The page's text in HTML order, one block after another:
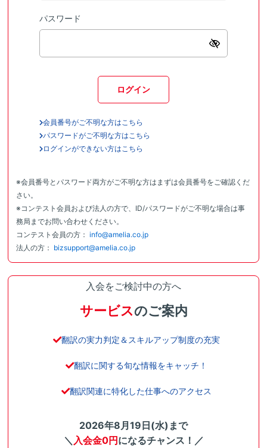
パスワード
ログイン
会員番号がご不明な方はこちら
パスワードがご不明な方はこちら
ログインができない方はこちら
※会員番号とパスワード両方がご不明な方はまずは会員番号をご確認くだ
さい。
※コンテスト会員および法人の方で、ID/パスワードがご不明な場合は事
務局までお問い合わせください。
コンテスト会員の方： info@amelia.co.jp
法人の方： bizsupport@amelia.co.jp
入会をご検討中の方へ
サービスのご案内
翻訳の実力判定＆スキルアップ制度の充実
翻訳に関する旬な情報をキャッチ！
翻訳関連に特化した仕事へのアクセス
2026年8月19日(水)まで
＼ 入会金0円になるチャンス！／